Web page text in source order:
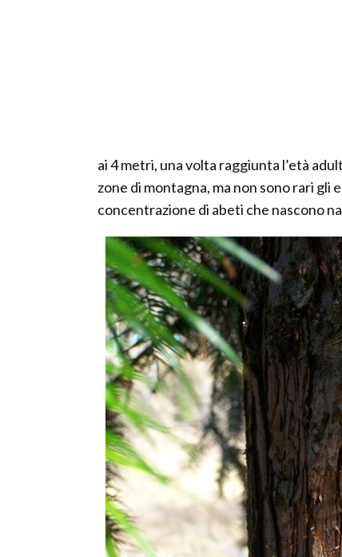
ai 4 metri, una volta raggiunta l’età
zone di montagna, ma non sono rari gli
concentrazione di abeti che nascono